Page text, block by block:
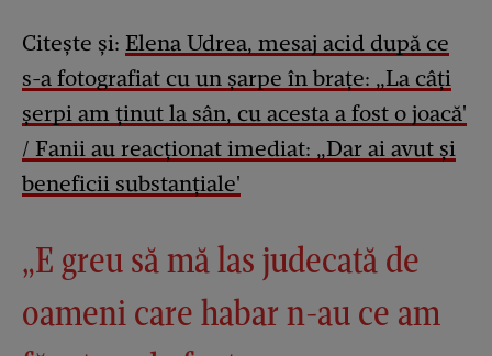
Citește și: Elena Udrea, mesaj acid după ce
s-a fotografiat cu un șarpe în brațe: „La câți
șerpi am ținut la sân, cu acesta a fost o joacă'
/ Fanii au reacționat imediat: „Dar ai avut și
beneficii substanțiale'
„E greu să mă las judecată de
oameni care habar n-au ce am